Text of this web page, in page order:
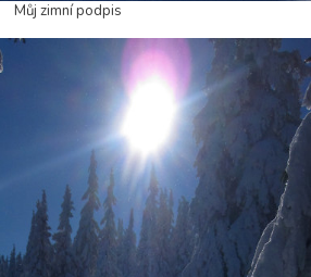
Můj zimní podpis